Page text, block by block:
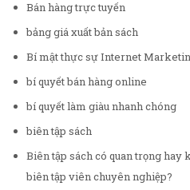
Bán hàng trực tuyến
bảng giá xuất bản sách
Bí mật thực sự Internet
bí quyết bán hàng online
bí quyết làm giàu nhanh chóng
biên tập sách
Biên tập sách có quan trọng
biên tập viên chuyên nghiệp?